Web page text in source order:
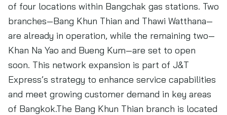
of four locations within Bangchak gas stations. Two
branches—Bang Khun Thian and Thawi Watthana—
are already in operation, while the remaining two—
Khan Na Yao and Bueng Kum—are set to open
soon. This network expansion is part of J&T
Express’s strategy to enhance service capabilities
and meet growing customer demand in key areas
of Bangkok.The Bang Khun Thian branch is located